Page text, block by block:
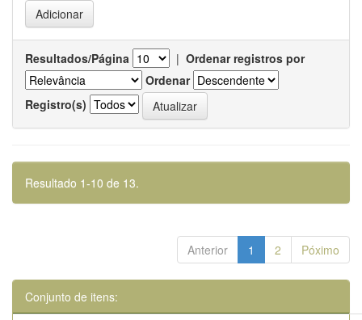
Resultados/Página | Ordenar registros por
Ordenar
Registro(s)
Resultado 1-10 de 13.
Anterior 1 2 Póximo
Conjunto de itens: